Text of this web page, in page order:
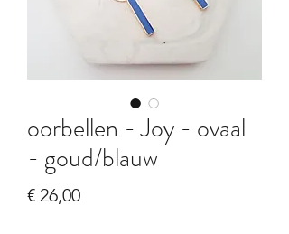
oorbellen - Joy - ovaal
- goud/blauw
€ 26,00Prijs